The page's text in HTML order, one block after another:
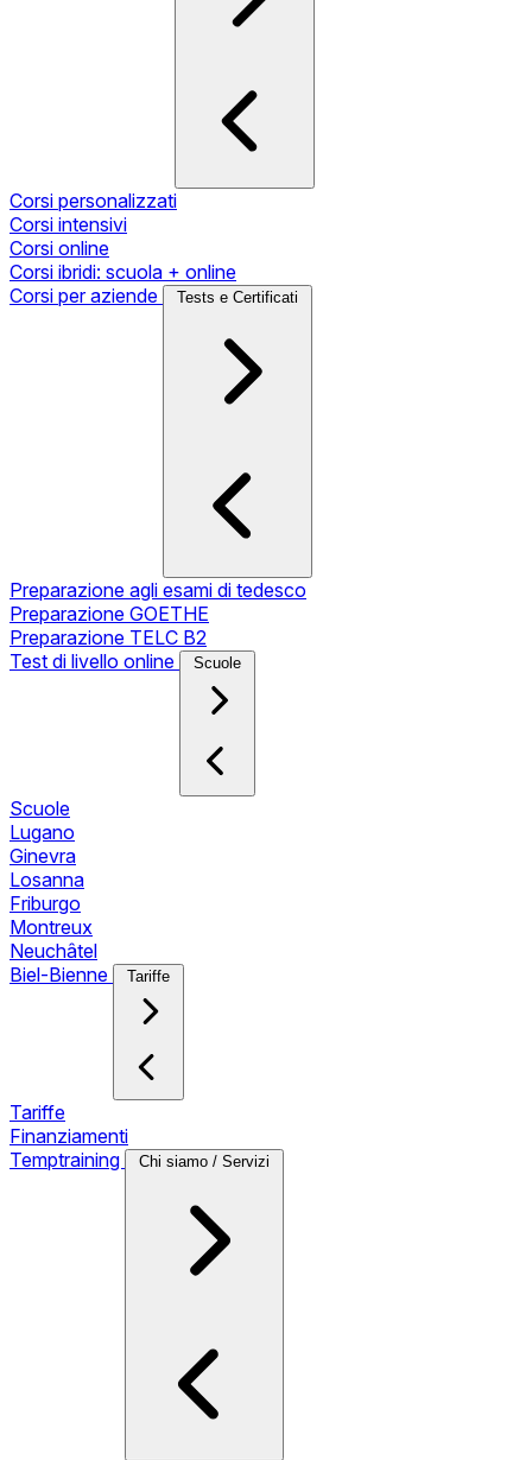
Corsi personalizzati
Corsi intensivi
Corsi online
Corsi ibridi: scuola + online
Corsi per aziende
Tests e Certificati
Preparazione agli esami di tedesco
Preparazione GOETHE
Preparazione TELC B2
Test di livello online
Scuole
Scuole
Lugano
Ginevra
Losanna
Friburgo
Montreux
Neuchâtel
Biel-Bienne
Tariffe
Tariffe
Finanziamenti
Temptraining
Chi siamo / Servizi